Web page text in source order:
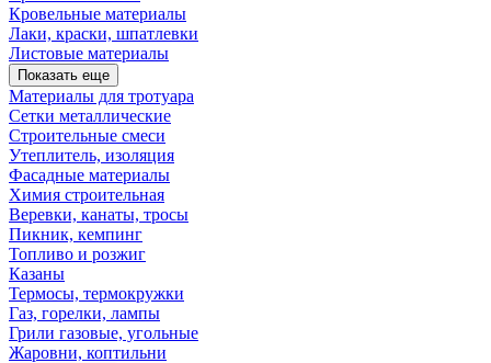
Кровельные материалы
Лаки, краски, шпатлевки
Листовые материалы
Показать еще
Материалы для тротуара
Сетки металлические
Строительные смеси
Утеплитель, изоляция
Фасадные материалы
Химия строительная
Веревки, канаты, тросы
Пикник, кемпинг
Топливо и розжиг
Казаны
Термосы, термокружки
Газ, горелки, лампы
Грили газовые, угольные
Жаровни, коптильни